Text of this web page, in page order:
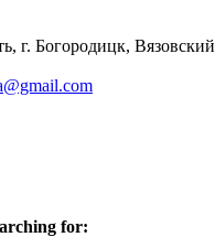
г. Богородицк,
for: